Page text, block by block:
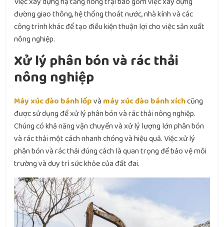
đường giao thông, hệ thống thoát nước, nhà kính và các
công trình khác để tạo điều kiện thuận lợi cho việc sản xuất
nông nghiệp.
Xử lý phân bón và rác thải
nông nghiệp
Máy xúc đào bánh lốpvà máy xúc đào bánh xíchcũng
được sử dụng để xử lý phân bón và rác thải nông nghiệp.
Chúng có khả năng vận chuyển và xử lý lượng lớn phân bón
và rác thải một cách nhanh chóng và hiệu quả. Việc xử lý
phân bón và rác thải đúng cách là quan trọng để bảo vệ môi
trường và duy trì sức khỏe của đất đai.